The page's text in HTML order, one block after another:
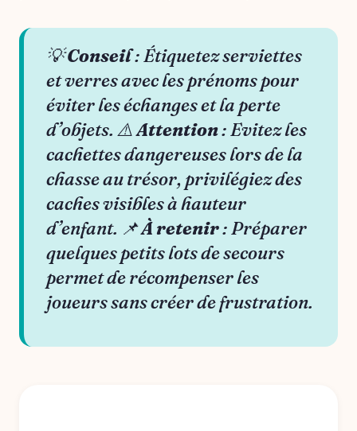
💡Conseil: Étiquetez serviettes
et verres avec les prénoms pour
éviter les échanges et la perte
d’objets. ⚠️Attention: Evitez les
cachettes dangereuses lors de la
chasse au trésor, privilégiez des
caches visibles à hauteur
d’enfant. 📌À retenir: Préparer
quelques petits lots de secours
permet de récompenser les
joueurs sans créer de frustration.